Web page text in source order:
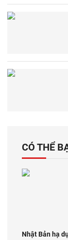
CÓ THỂ
Nhật Bản hạ